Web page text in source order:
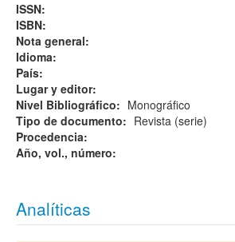
ISSN:
ISBN:
Nota general:
Idioma:
País:
Lugar y editor:
Nivel Bibliográfico: Monográfico
Tipo de documento: Revista (serie)
Procedencia:
Año, vol., número:
Analíticas